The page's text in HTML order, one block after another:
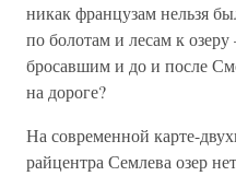
никак французам нельзя
по болотам и лесам к
бросавшим и до и после
на дороге?
На современной карте-
райцентра Семлева озер